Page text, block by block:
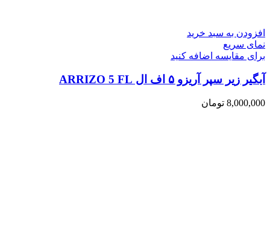
افزودن به سبد خرید
نمای سریع
برای مقایسه اضافه کنید
آبگیر زیر سپر آریزو ۵ اف ال ARRIZO 5 FL
8,000,000 تومان